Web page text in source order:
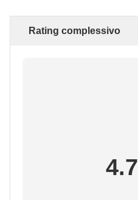
Rating complessivo
4.7